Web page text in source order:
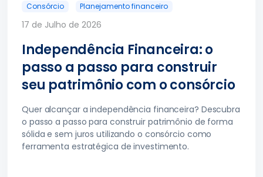
Consórcio Planejamento financeiro
17 de Julho de 2026
Independência Financeira: o
passo a passo para construir
seu patrimônio com o consórcio
Quer alcançar a independência financeira? Descubra
o passo a passo para construir patrimônio de forma
sólida e sem juros utilizando o consórcio como
ferramenta estratégica de investimento.